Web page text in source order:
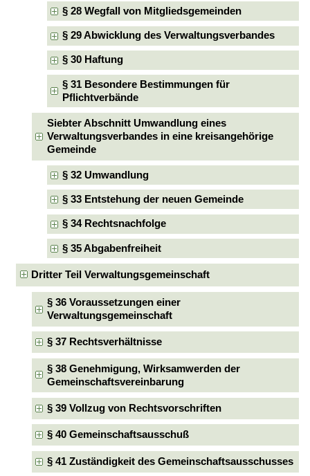
§ 28 Wegfall von Mitgliedsgemeinden
§ 29 Abwicklung des Verwaltungsverbandes
§ 30 Haftung
§ 31 Besondere Bestimmungen für
Pflichtverbände
Siebter Abschnitt Umwandlung eines
Verwaltungsverbandes in eine kreisangehörige
Gemeinde
§ 32 Umwandlung
§ 33 Entstehung der neuen Gemeinde
§ 34 Rechtsnachfolge
§ 35 Abgabenfreiheit
Dritter Teil Verwaltungsgemeinschaft
§ 36 Voraussetzungen einer
Verwaltungsgemeinschaft
§ 37 Rechtsverhältnisse
§ 38 Genehmigung, Wirksamwerden der
Gemeinschaftsvereinbarung
§ 39 Vollzug von Rechtsvorschriften
§ 40 Gemeinschaftsausschuß
§ 41 Zuständigkeit des Gemeinschaftsausschusses